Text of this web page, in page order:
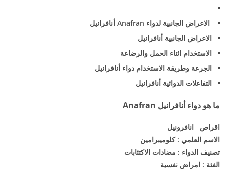
الاعراض الجانبية لدواء Anafran أنافرانيل
الاعراض الجانبية أنافرانيل
الاستخدام اثناء الحمل والرضاعة
الجرعة وطريقة الاستخدام دواء أنافرانيل
التفاعلات الدوائية أنافرانيل
ما هو دواء أنافرانيل Anafran
اقراص انافرونيل
الاسم العلمي : كلوميبرامين
تصنيف الدواء : مضادات الاكتئابات
الفئة : امراض نفسية